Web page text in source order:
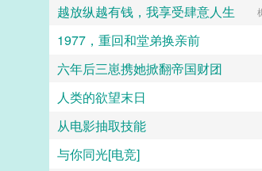
越放纵越有钱，我享受肆意人生
1977，重回和堂弟换亲前
六年后三崽携她掀翻帝国财团
人类的欲望末日
从电影抽取技能
与你同光[电竞]